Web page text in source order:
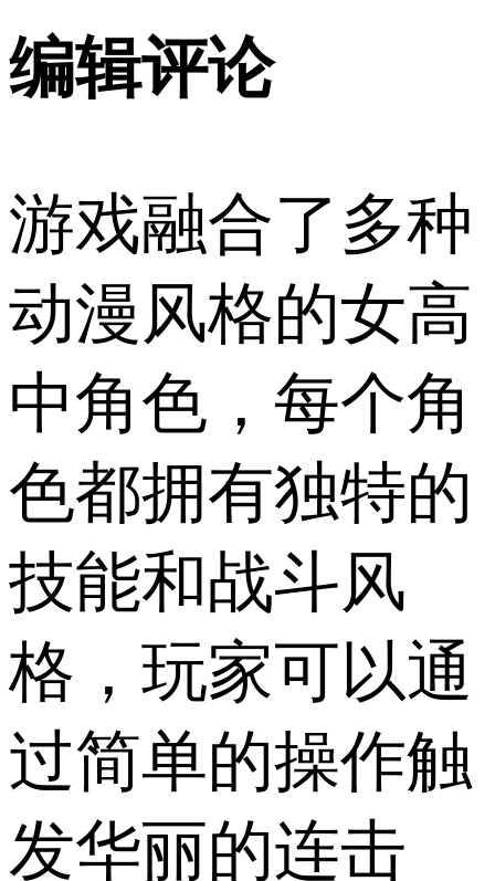
编辑评论
游戏融合了多种
动漫风格的女高
中角色，每个角
色都拥有独特的
技能和战斗风
格，玩家可以通
过简单的操作触
发华丽的连击